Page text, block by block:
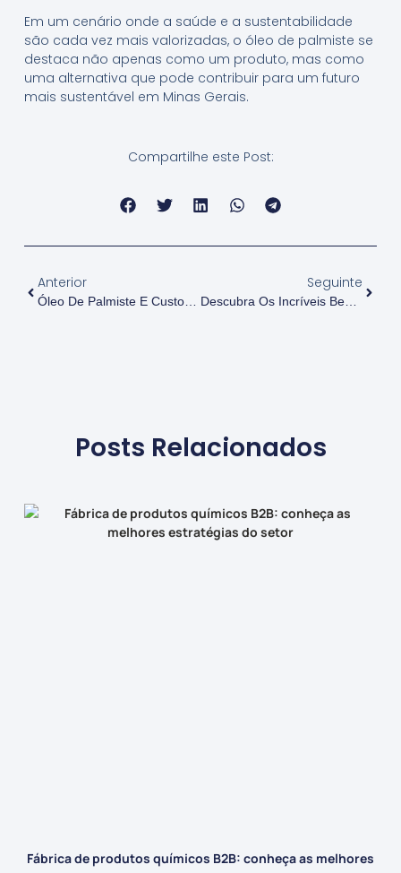
Em um cenário onde a saúde e a sustentabilidade
são cada vez mais valorizadas, o óleo de palmiste se
destaca não apenas como um produto, mas como
uma alternativa que pode contribuir para um futuro
mais sustentável em Minas Gerais.
Compartilhe este Post:
Anterior
Óleo De Palmiste E Custo-Benefício: Entenda Tudo Aqui!
Seguinte
Descubra Os Incríveis Benefícios Da Lecitina De Soja
Posts Relacionados
Fábrica de produtos químicos B2B: conheça as melhores